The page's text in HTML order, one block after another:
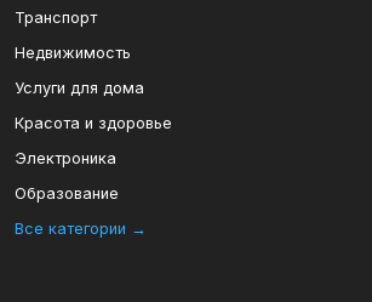
Транспорт
Недвижимость
Услуги для дома
Красота и здоровье
Электроника
Образование
Все категории →